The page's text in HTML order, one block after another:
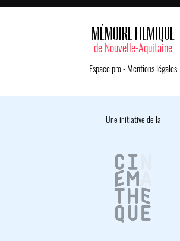
MÉMOIRE FILMIQUE
de Nouvelle-Aquitaine
Espace pro- Mentions légales
Une initiative de la